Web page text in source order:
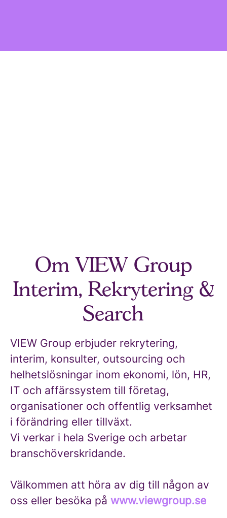
Om VIEW Group
Interim, Rekrytering &
Search
VIEW Group erbjuder rekrytering,
interim, konsulter, outsourcing och
helhetslösningar inom ekonomi, lön, HR,
IT och affärssystem till företag,
organisationer och offentlig verksamhet
i förändring eller tillväxt.
Vi verkar i hela Sverige och arbetar
branschöverskridande.
Välkommen att höra av dig till någon av
oss eller besöka på www.viewgroup.se